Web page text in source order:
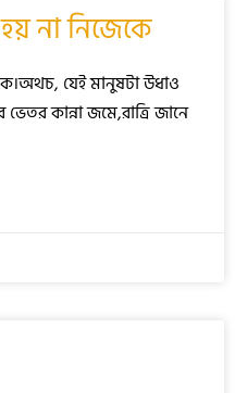
না নিজেকে
যেই মানুষটা উধাও
কান্না জমে,রাত্রি জানে